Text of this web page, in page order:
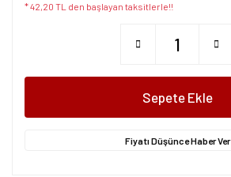
* 42,20 TL den başlayan taksitlerle!!
Sepete Ekle
Fiyatı Düşünce Haber Ver